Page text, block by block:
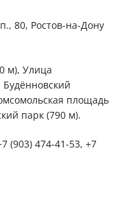
80, Ростов-на-Дону
м), Улица
площадь
парк (790 м).
(903) 474-41-53, +7